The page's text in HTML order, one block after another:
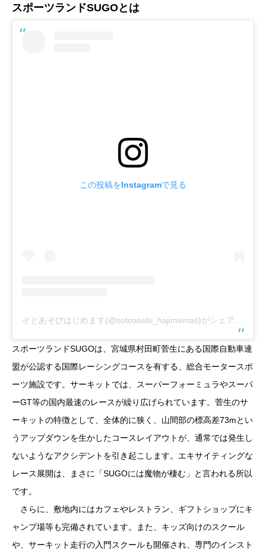
スポーツランドSUGOとは
この投稿をInstagramで見る
そとあそびはじめます(@sotoasobi_hajimemas)がシェアした投稿
スポーツランドSUGOは、宮城県村田町菅生にある国際自動車連
盟が公認する国際レーシングコースを有する、総合モータースポ
ーツ施設です。サーキットでは、スーパーフォーミュラやスーパ
ーGT等の国内最速のレースが繰り広げられています。菅生のサ
ーキットの特徴として、全体的に狭く、山間部の標高差73mとい
うアップダウンを生かしたコースレイアウトが、通常では発生し
ないようなアクシデントを引き起こします。エキサイティングな
レース展開は、まさに「SUGOには魔物が棲む」と言われる所以
です。
さらに、敷地内にはカフェやレストラン、ギフトショップにキ
ャンプ場等も完備されています。また、キッズ向けのスクール
や、サーキット走行の入門スクールも開催され、専門のインスト